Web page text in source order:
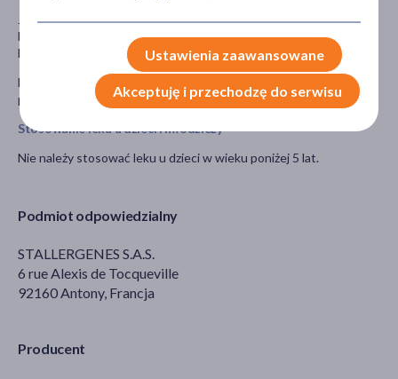
Podmiot odpowiedzialny
STALLERGENES S.A.S.
6 rue Alexis de Tocqueville
92160 Antony, Francja
Producent
Jeśli pacjentka jest w ciąży lub karmi piersią, przypuszcza, że może
być w ciąży, lub gdy planuje mieć dziecko, powinna poradzić się
lekarza lub farmaceuty przed zastosowaniem tego leku.
Nie należy rozpoczynać immunoterapii w okresie ciąży i karmienia
piersią.
Stosowanie leku u dzieci i młodzieży
Nie należy stosować leku u dzieci w wieku poniżej 5 lat.
Ustawienia zaawansowane
Akceptuję i przechodzę do serwisu